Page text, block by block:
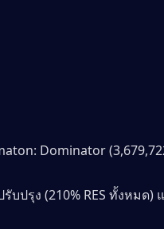
Dominator
บปรุง (210% RES ทั้งหมด)